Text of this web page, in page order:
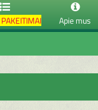
Apie mus